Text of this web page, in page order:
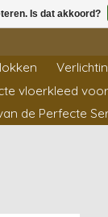
vloerkleed
de Perfecte
Is dat akkoord?